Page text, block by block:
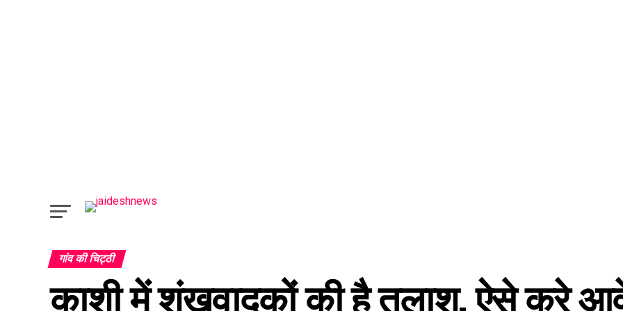
गांव की चिट्ठी
काशी में शंखवादकों की है तलाश, ऐसे करे